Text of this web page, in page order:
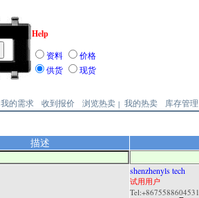
Help
资料
价格
供货
现货
我的需求 收到报价 浏览热卖 | 我的热卖 库存管理
描述
shenzhenyls tech
试用用户
Tel:+8675588604531